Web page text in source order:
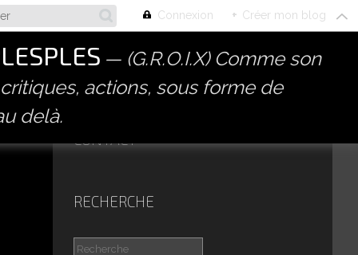
Connexion + Créer mon blog
(G.R.O.I.X) Comme son
actions, sous forme de
delà.
CONTACT
RECHERCHE